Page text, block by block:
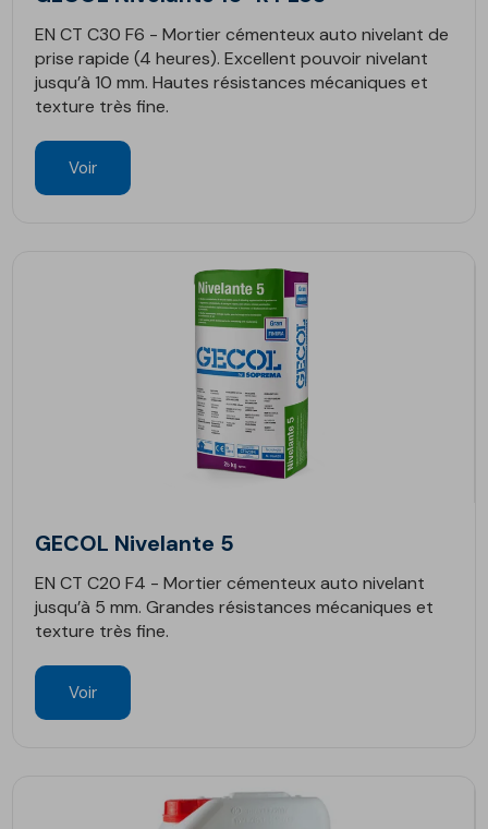
EN CT C30 F6 - Mortier cémenteux auto nivelant de
prise rapide (4 heures). Excellent pouvoir nivelant
jusqu’à 10 mm. Hautes résistances mécaniques et
texture très fine.
Voir
GECOL Nivelante 5
EN CT C20 F4 - Mortier cémenteux auto nivelant
jusqu’à 5 mm. Grandes résistances mécaniques et
texture très fine.
Voir